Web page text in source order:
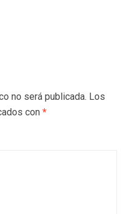
no será publicada. Los
con *